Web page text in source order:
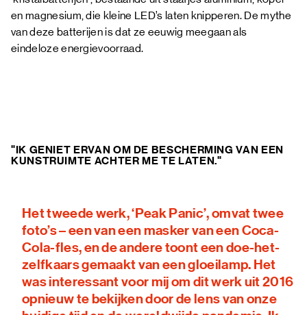
en magnesium, die kleine LED’s laten knipperen. De mythe
van deze batterijen is dat ze eeuwig meegaan als
eindeloze energievoorraad.
"IK GENIET ERVAN OM DE BESCHERMING VAN EEN
KUNSTRUIMTE ACHTER ME TE LATEN."
Het tweede werk, ‘Peak Panic’, omvat twee
foto’s – een van een masker van een Coca-
Cola-fles, en de andere toont een doe-het-
zelfkaars gemaakt van een gloeilamp. Het
was interessant voor mij om dit werk uit 2016
opnieuw te bekijken door de lens van onze